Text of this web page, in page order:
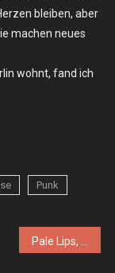
bleiben, aber
machen neues
wohnt, fand ich
Punk